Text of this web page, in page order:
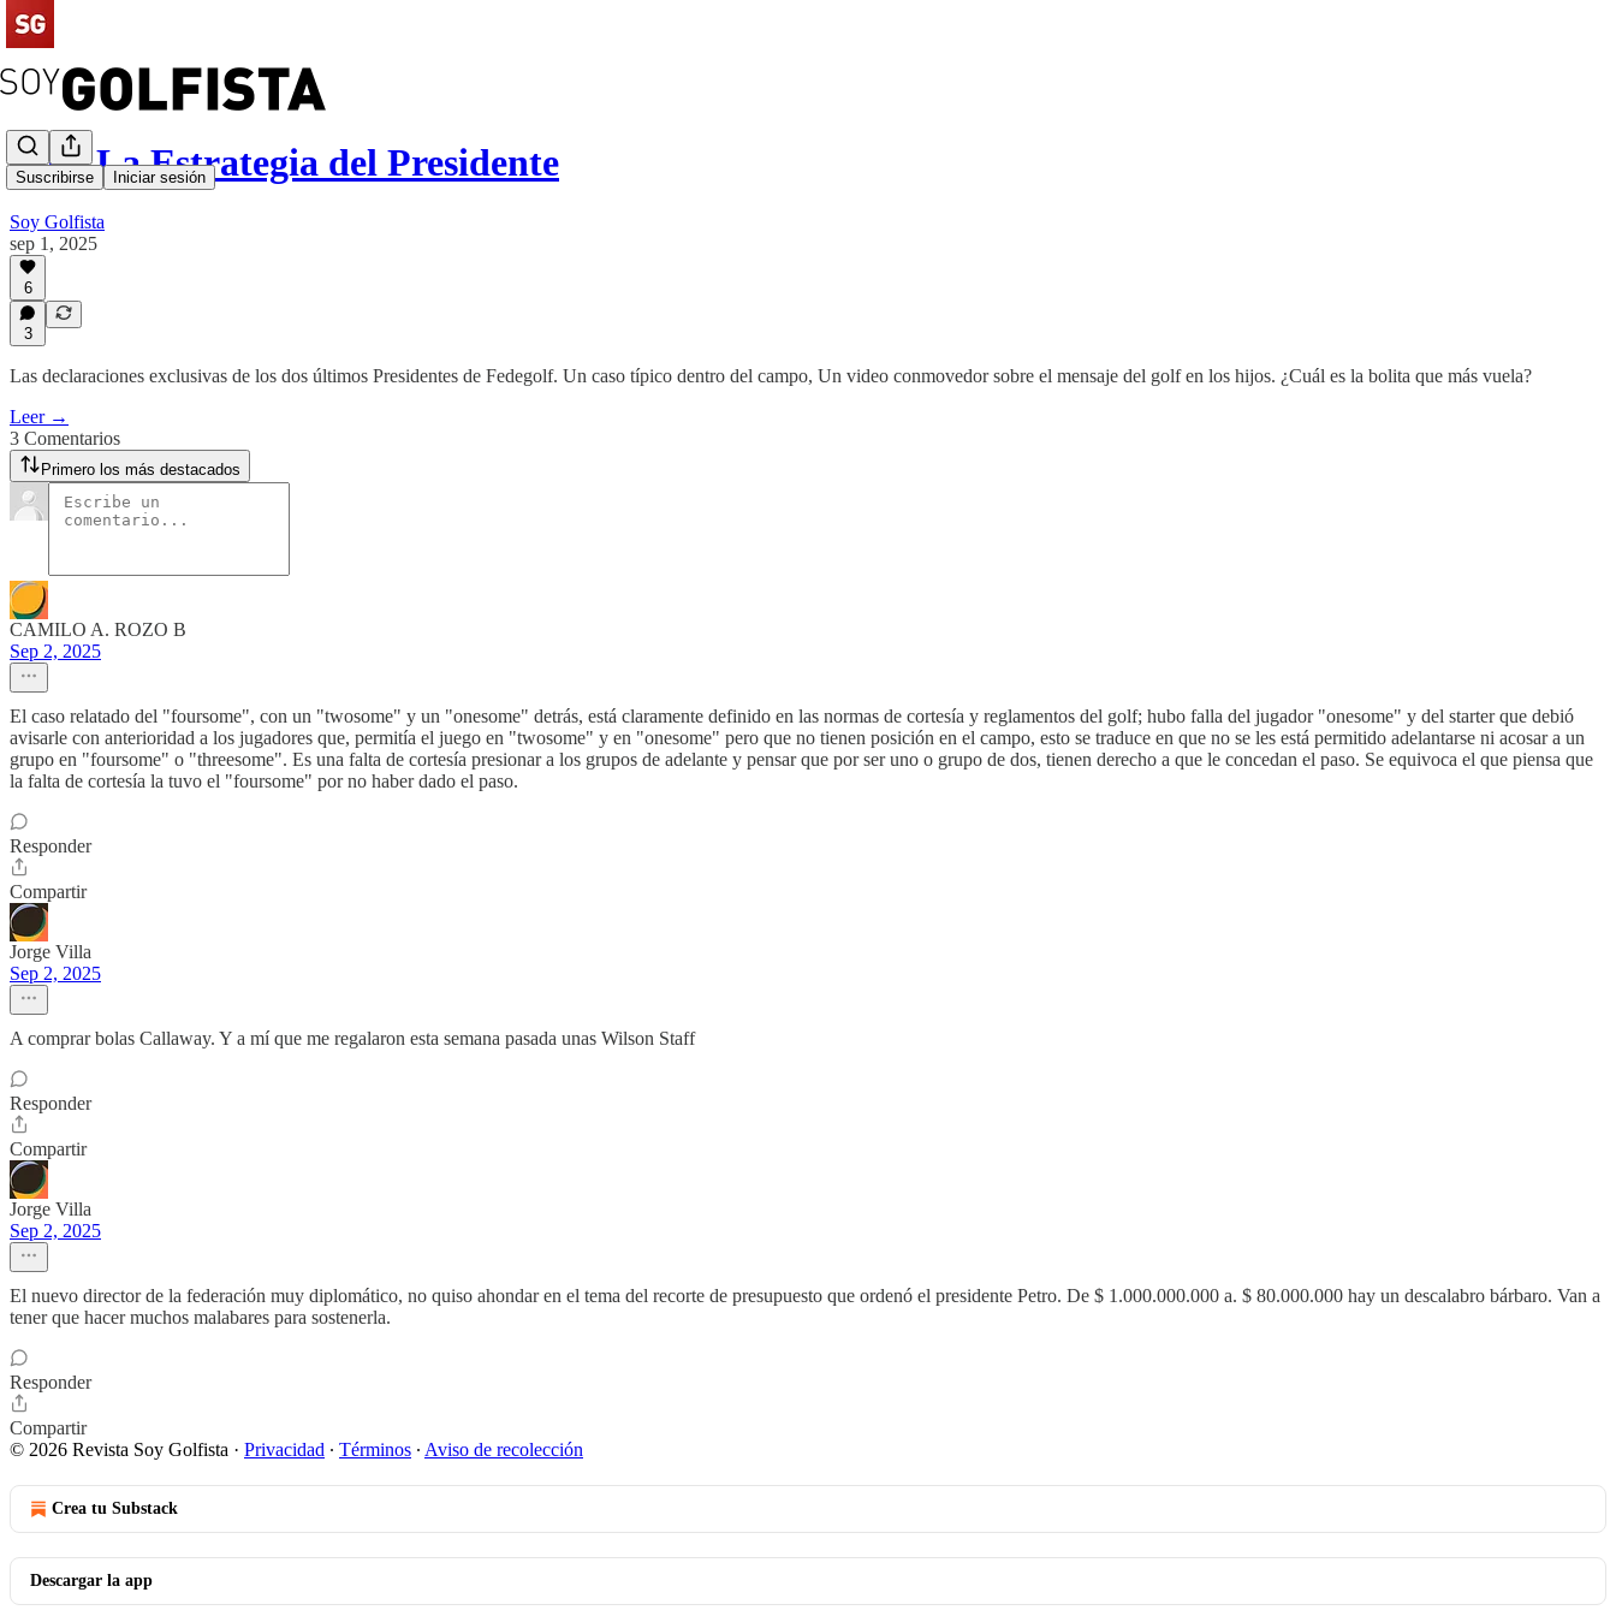
Suscribirse Iniciar sesión
#163 La Estrategia del Presidente
Soy Golfista
sep 1, 2025
6
3
Las declaraciones exclusivas de los dos últimos Presidentes de Fedegolf. Un caso típico dentro del campo, Un video conmovedor sobre el mensaje del golf en los hijos. ¿Cuál es la bolita que más vuela?
Leer →
3 Comentarios
Primero los más destacados
CAMILO A. ROZO B
Sep 2, 2025
El caso relatado del "foursome", con un "twosome" y un "onesome" detrás, está claramente definido en las normas de cortesía y reglamentos del golf; hubo falla del jugador "onesome" y del starter que debió
avisarle con anterioridad a los jugadores que, permitía el juego en "twosome" y en "onesome" pero que no tienen posición en el campo, esto se traduce en que no se les está permitido adelantarse ni acosar a un
grupo en "foursome" o "threesome". Es una falta de cortesía presionar a los grupos de adelante y pensar que por ser uno o grupo de dos, tienen derecho a que le concedan el paso. Se equivoca el que piensa que
la falta de cortesía la tuvo el "foursome" por no haber dado el paso.
Responder
Compartir
Jorge Villa
Sep 2, 2025
A comprar bolas Callaway. Y a mí que me regalaron esta semana pasada unas Wilson Staff
Responder
Compartir
Jorge Villa
Sep 2, 2025
El nuevo director de la federación muy diplomático, no quiso ahondar en el tema del recorte de presupuesto que ordenó el presidente Petro. De $ 1.000.000.000 a. $ 80.000.000 hay un descalabro bárbaro. Van a
tener que hacer muchos malabares para sostenerla.
Responder
Compartir
© 2026 Revista Soy Golfista · Privacidad ∙ Términos ∙ Aviso de recolección
Crea tu Substack
Descargar la app